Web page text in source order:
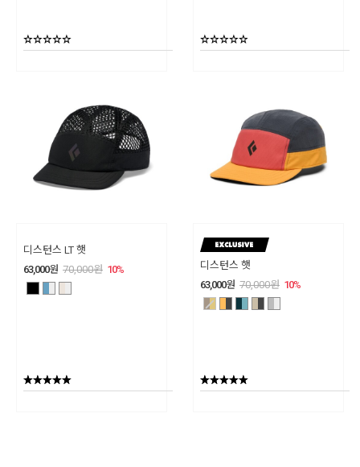
디스턴스 LT 햇
63,000원 70,000원 10%
디스턴스 햇
63,000원 70,000원 10%